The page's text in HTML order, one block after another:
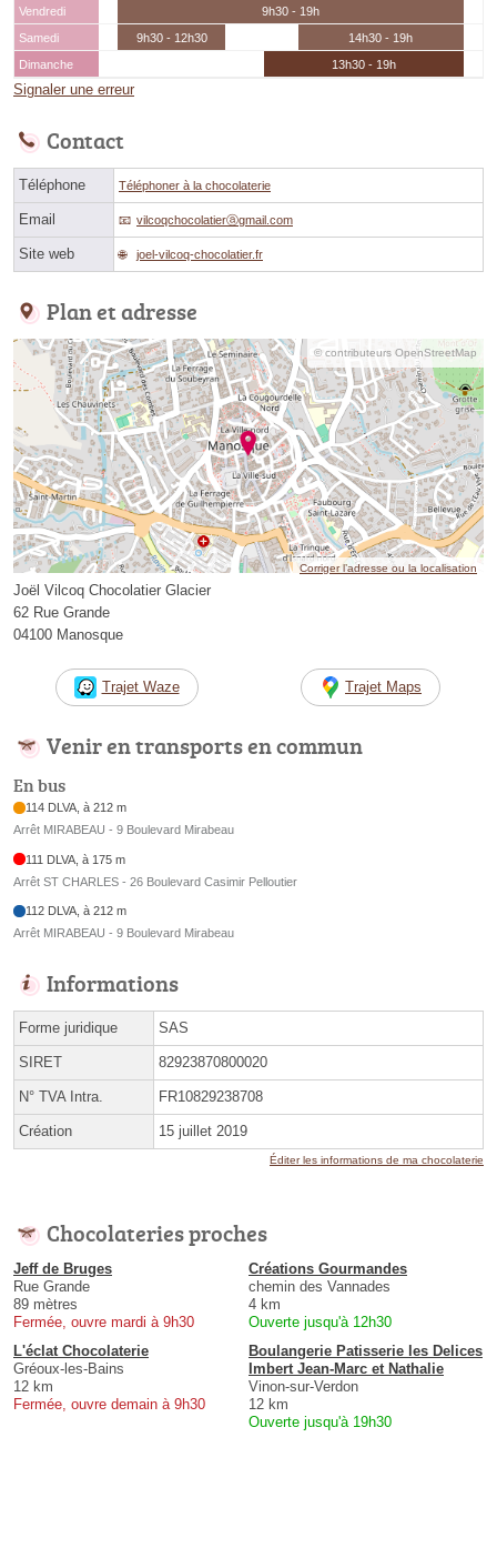
Vendredi
9h30 - 19h
Samedi
9h30 - 12h30
14h30 - 19h
Dimanche
13h30 - 19h
Signaler une erreur
Contact
Téléphone Téléphoner à la chocolaterie
Email vilcoqchocolatierⓐgmail.com
Site web joel-vilcoq-chocolatier.fr
Plan et adresse
© contributeurs OpenStreetMap
Corriger l’adresse ou la localisation
Joël Vilcoq Chocolatier Glacier
62 Rue Grande
04100 Manosque
Trajet Waze Trajet Maps
Venir en transports en commun
En bus
114 DLVA, à 212 m
Arrêt MIRABEAU - 9 Boulevard Mirabeau
111 DLVA, à 175 m
Arrêt ST CHARLES - 26 Boulevard Casimir Pelloutier
112 DLVA, à 212 m
Arrêt MIRABEAU - 9 Boulevard Mirabeau
Informations
Forme juridique SAS
SIRET 82923870800020
N° TVA Intra. FR10829238708
Création 15 juillet 2019
Éditer les informations de ma chocolaterie
Chocolateries proches
Jeff de Bruges
Rue Grande
89 mètres
Fermée, ouvre mardi à 9h30
Créations Gourmandes
chemin des Vannades
4 km
Ouverte jusqu'à 12h30
L'éclat Chocolaterie
Gréoux-les-Bains
12 km
Fermée, ouvre demain à 9h30
Boulangerie Patisserie les Delices
Imbert Jean-Marc et Nathalie
Vinon-sur-Verdon
12 km
Ouverte jusqu'à 19h30